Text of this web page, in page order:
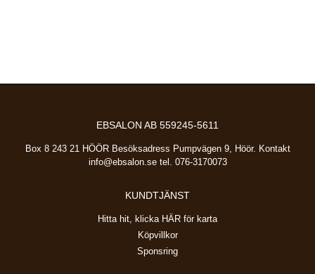
EBSALON AB 559245-5611
Box 8 243 21 HÖÖR Besöksadress Pumpvägen 9, Höör. Kontakt
info@ebsalon.setel. 076-3170073
KUNDTJÄNST
Hitta hit, klicka HÄR för karta
Köpvillkor
Sponsring